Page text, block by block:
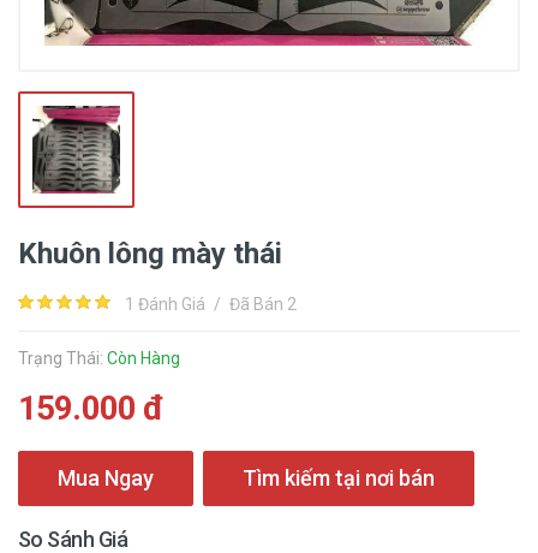
Khuôn lông mày thái
1 Đánh Giá / Đã Bán 2
Trạng Thái: Còn Hàng
159.000 đ
Mua Ngay Tìm kiếm tại nơi bán
So Sánh Giá